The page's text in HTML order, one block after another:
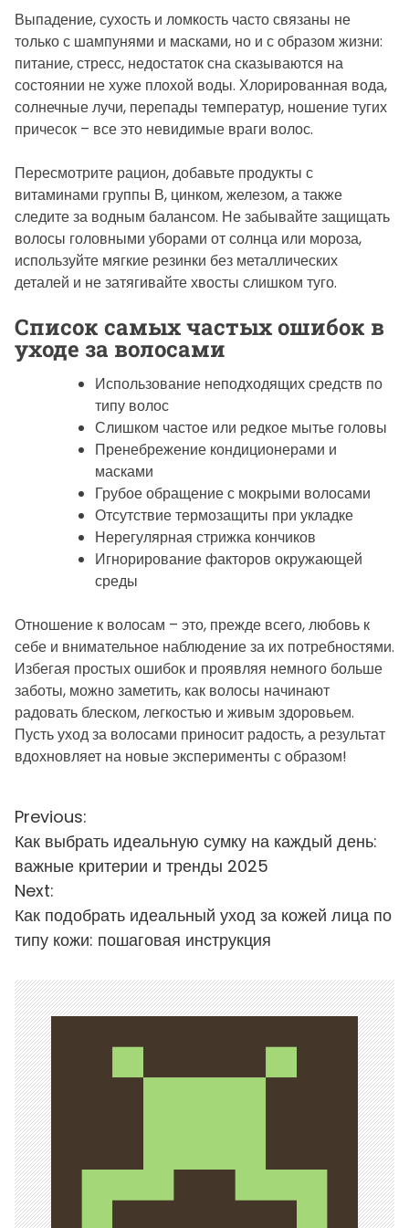
Выпадение, сухость и ломкость часто связаны не
только с шампунями и масками, но и с образом жизни:
питание, стресс, недостаток сна сказываются на
состоянии не хуже плохой воды. Хлорированная вода,
солнечные лучи, перепады температур, ношение тугих
причесок – все это невидимые враги волос.
Пересмотрите рацион, добавьте продукты с
витаминами группы В, цинком, железом, а также
следите за водным балансом. Не забывайте защищать
волосы головными уборами от солнца или мороза,
используйте мягкие резинки без металлических
деталей и не затягивайте хвосты слишком туго.
Список самых частых ошибок в
уходе за волосами
Использование неподходящих средств по
типу волос
Слишком частое или редкое мытье головы
Пренебрежение кондиционерами и
масками
Грубое обращение с мокрыми волосами
Отсутствие термозащиты при укладке
Нерегулярная стрижка кончиков
Игнорирование факторов окружающей
среды
Отношение к волосам – это, прежде всего, любовь к
себе и внимательное наблюдение за их потребностями.
Избегая простых ошибок и проявляя немного больше
заботы, можно заметить, как волосы начинают
радовать блеском, легкостью и живым здоровьем.
Пусть уход за волосами приносит радость, а результат
вдохновляет на новые эксперименты с образом!
Н
а
в
и
г
а
ц
и
я
п
о
з
а
Previous:
Как выбрать идеальную сумку на каждый день:
важные критерии и тренды 2025
Next:
Как подобрать идеальный уход за кожей лица по
типу кожи: пошаговая инструкция